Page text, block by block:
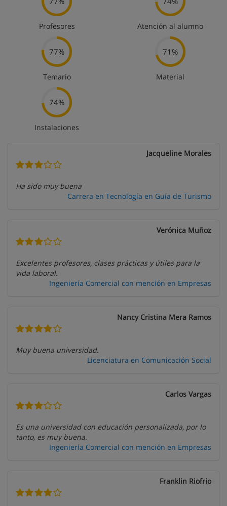
Profesores Atención al alumno
77%
Temario
71%
Material
74%
Instalaciones
Jacqueline Morales
Ha sido muy buena
Carrera en Tecnología en Guía de Turismo
Verónica Muñoz
Excelentes profesores, clases prácticas y útiles para la
vida laboral.
Ingeniería Comercial con mención en Empresas
Nancy Cristina Mera Ramos
Muy buena universidad.
Licenciatura en Comunicación Social
Carlos Vargas
Es una universidad con educación personalizada, por lo
tanto, es muy buena.
Ingeniería Comercial con mención en Empresas
Franklin Riofrio